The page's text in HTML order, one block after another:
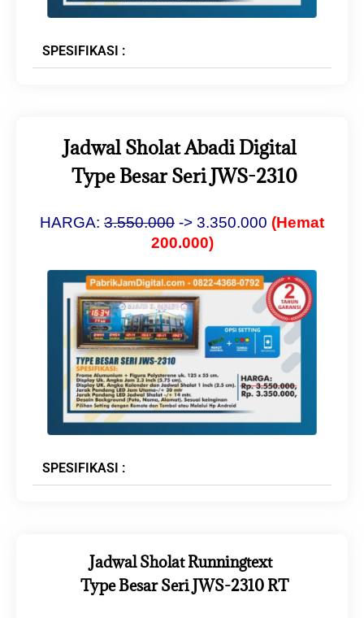
SPESIFIKASI :
Jadwal Sholat Abadi Digital
Type Besar Seri JWS-2310
HARGA: 3.550.000 -> 3.350.000 (Hemat
200.000)
SPESIFIKASI :
Jadwal Sholat Runningtext
Type Besar Seri JWS-2310 RT